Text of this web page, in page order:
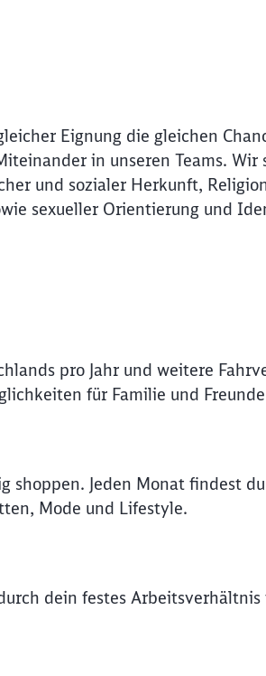
Eignung die gleichen
in unseren Teams. Wir
und sozialer Herkunft,
sexueller Orientierung und
pro Jahr und weitere
für Familie und
shoppen. Jeden Monat findest
Mode und Lifestyle.
dein festes